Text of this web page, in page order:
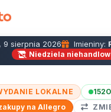
9 sierpnia 2026 Imieniny:
Niedziela
LOKALNE 152
na Allegro